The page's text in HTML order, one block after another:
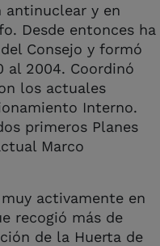
antinuclear y en
Desde entonces ha
Consejo y formó
al 2004. Coordinó
los actuales
Interno.
primeros Planes
Marco
activamente en
recogió más de
de la Huerta de